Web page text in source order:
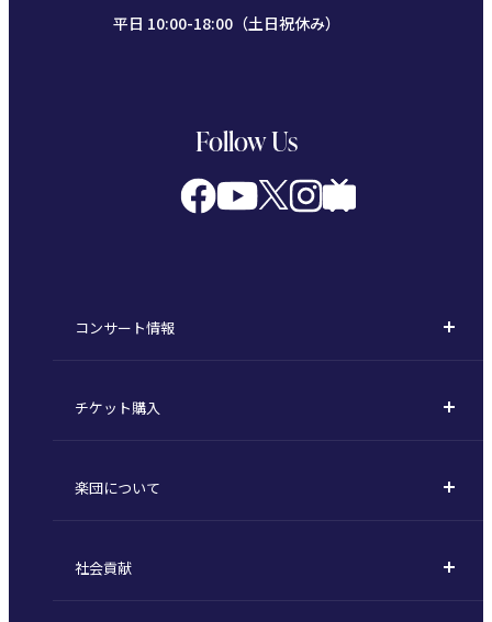
平日 10:00-18:00（土日祝休み）
Follow Us
コンサート情報
定期演奏会
東京オペラシティシリーズ
特別演奏会など
チケット購入
定期会員券 / セット券
1回券
楽団について
東京交響楽団とは
社会貢献